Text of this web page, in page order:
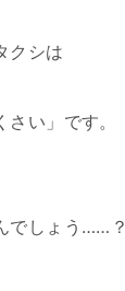
クシは
い」です。
でしょう……？